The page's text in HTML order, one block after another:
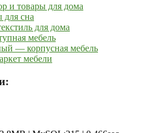
и товары для дома
сна
для дома
мебель
— корпусная мебель
мебели